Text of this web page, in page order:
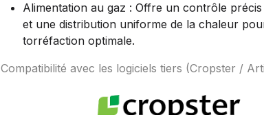
Alimentation au gaz : Offre un contrôle
et une distribution uniforme de la chaleur
torréfaction optimale.
Compatibilité avec les logiciels tiers (Cropster /